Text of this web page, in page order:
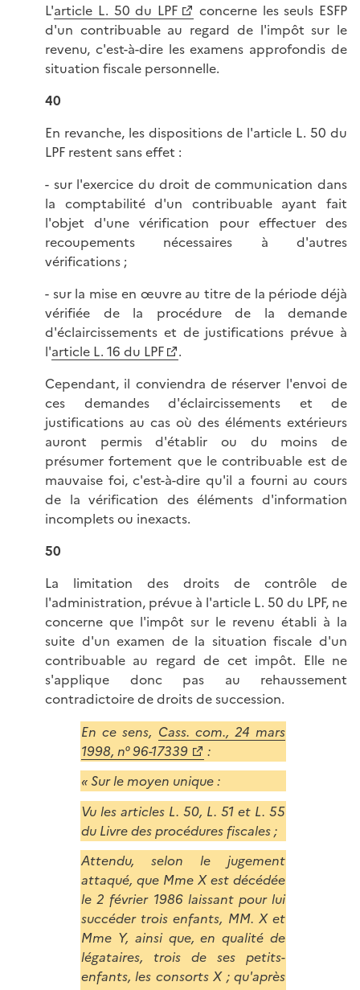
L'article L. 50 du LPF
concerne les seuls ESFP
d'un contribuable au regard de l'impôt sur le
revenu, c'est-à-dire les examens approfondis de
situation fiscale personnelle.
40
En revanche, les dispositions de l'article L. 50 du
LPF restent sans effet :
- sur l'exercice du droit de communication dans
la comptabilité d'un contribuable ayant fait
l'objet d'une vérification pour effectuer des
recoupements nécessaires à d'autres
vérifications ;
- sur la mise en œuvre au titre de la période déjà
vérifiée de la procédure de la demande
d'éclaircissements et de justifications prévue à
l'article L. 16 du LPF
.
Cependant, il conviendra de réserver l'envoi de
ces demandes d'éclaircissements et de
justifications au cas où des éléments extérieurs
auront permis d'établir ou du moins de
présumer fortement que le contribuable est de
mauvaise foi, c'est-à-dire qu'il a fourni au cours
de la vérification des éléments d'information
incomplets ou inexacts.
50
La limitation des droits de contrôle de
l'administration, prévue à l'article L. 50 du LPF, ne
concerne que l'impôt sur le revenu établi à la
suite d'un examen de la situation fiscale d'un
contribuable au regard de cet impôt. Elle ne
s'applique donc pas au rehaussement
contradictoire de droits de succession.
En ce sens, Cass. com., 24 mars
1998, n° 96-17339
:
« Sur le moyen unique :
Vu les articles L. 50, L. 51 et L. 55
du Livre des procédures fiscales ;
Attendu, selon le jugement
attaqué, que Mme X est décédée
le 2 février 1986 laissant pour lui
succéder trois enfants, MM. X et
Mme Y, ainsi que, en qualité de
légataires, trois de ses petits-
enfants, les consorts X ; qu'après